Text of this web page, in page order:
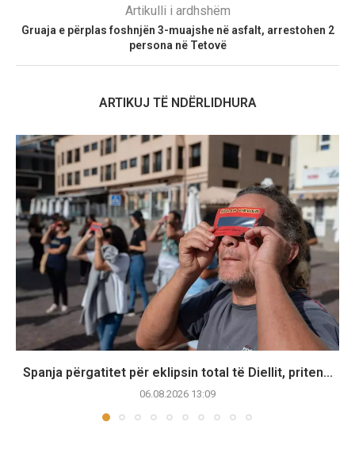
Artikulli i ardhshëm
Gruaja e përplas foshnjën 3-muajshe në asfalt, arrestohen 2
persona në Tetovë
ARTIKUJ TË NDËRLIDHURA
Spanja përgatitet për eklipsin total të Diellit, priten...
06.08.2026 13:09